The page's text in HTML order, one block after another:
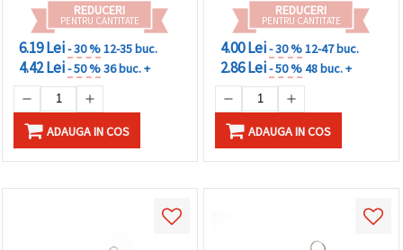
REDUCERI
PENTRU CANTITATE
6.19 Lei- 30 %12-35 buc.
4.42 Lei- 50 %36 buc. +
ADAUGA IN COS
REDUCERI
PENTRU CANTITATE
4.00 Lei- 30 %12-47 buc.
2.86 Lei- 50 %48 buc. +
ADAUGA IN COS